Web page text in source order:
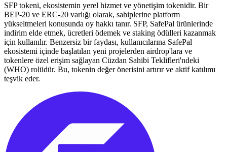
SFP tokeni, ekosistemin yerel hizmet ve yönetişim tokenidir. Bir
BEP-20 ve ERC-20 varlığı olarak, sahiplerine platform
yükseltmeleri konusunda oy hakkı tanır. SFP, SafePal ürünlerinde
indirim elde etmek, ücretleri ödemek ve staking ödülleri kazanmak
için kullanılır. Benzersiz bir faydası, kullanıcılarına SafePal
ekosistemi içinde başlatılan yeni projelerden airdrop'lara ve
tokenlere özel erişim sağlayan Cüzdan Sahibi Teklifleri'ndeki
(WHO) rolüdür. Bu, tokenin değer önerisini artırır ve aktif katılımı
teşvik eder.